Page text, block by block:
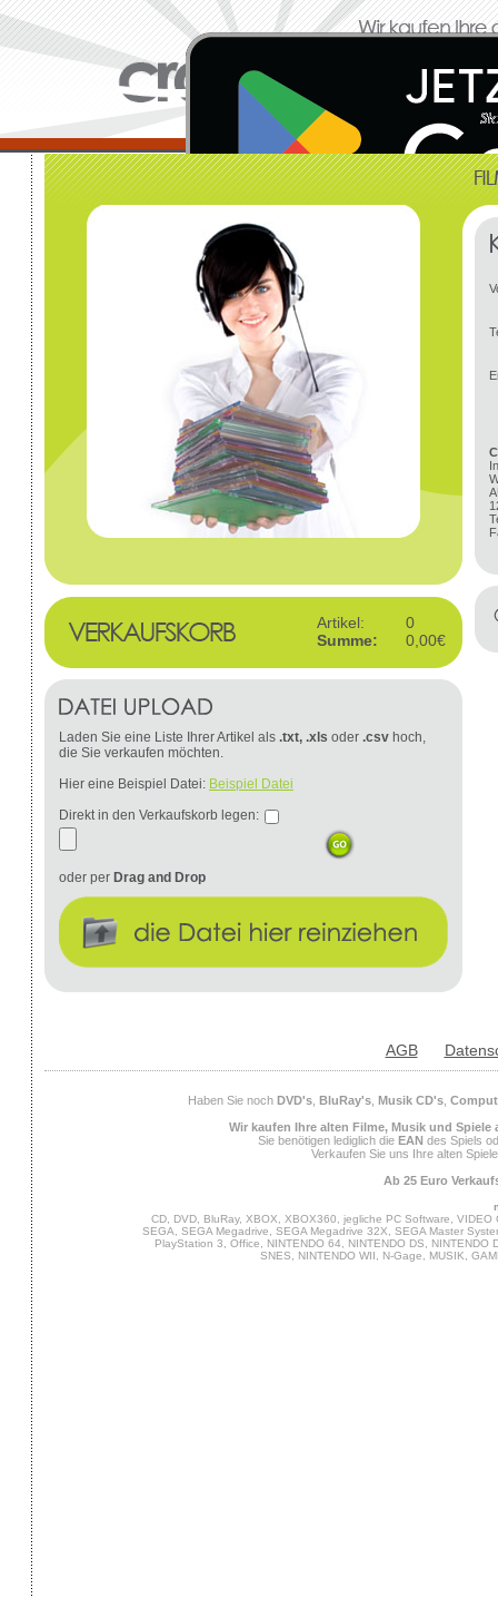
Artikel:
0
Summe:
0,00€
Laden Sie eine Liste Ihrer Artikel als .txt, .xls oder .csv hoch,
die Sie verkaufen möchten.
Hier eine Beispiel Datei: Beispiel Datei
Direkt in den Verkaufskorb legen:
oder per Drag and Drop
AGB
Haben Sie noch DVD's, BluRay's, Musik CD's,
Wir kaufen Ihre alten Filme, Musik und Spiele
Sie benötigen lediglich die EAN des Spiels
Verkaufen Sie uns Ihre alten
Ab 25 Euro
CD, DVD, BluRay, XBOX, XBOX360, jegliche PC Software,
SEGA, SEGA Megadrive, SEGA Megadrive 32X, SEGA Master
PlayStation 3, Office, NINTENDO 64, NINTENDO DS,
SNES, NINTENDO WII, N-Gage, MUSIK,